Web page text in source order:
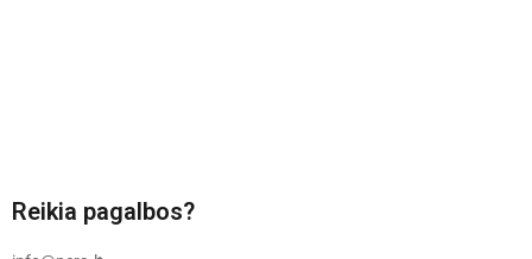
Reikia pagalbos?